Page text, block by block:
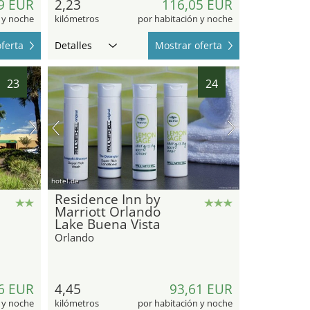
EUR
noche
2,23
kilómetros
116,05 EUR
por habitación y noche
Detalles Mostrar oferta
23
EUR
noche
24
hotel.de
Residence Inn by
Marriott Orlando
Lake Buena Vista
Orlando
4,45
kilómetros
93,61 EUR
por habitación y noche